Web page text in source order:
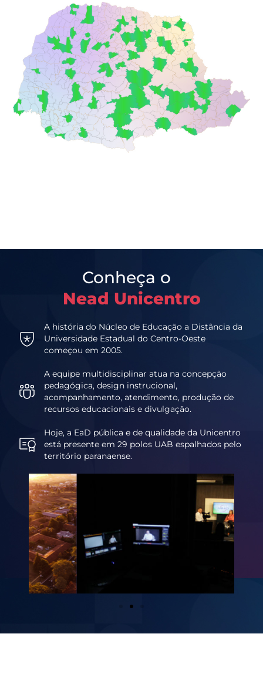
Conheça o
Nead Unicentro
A história do Núcleo de Educação a Distância da
Universidade Estadual do Centro-Oeste
começou em 2005.
A equipe multidisciplinar atua na concepção
pedagógica, design instrucional,
acompanhamento, atendimento, produção de
recursos educacionais e divulgação.
Hoje, a EaD pública e de qualidade da Unicentro
está presente em 29 polos UAB espalhados pelo
território paranaense.